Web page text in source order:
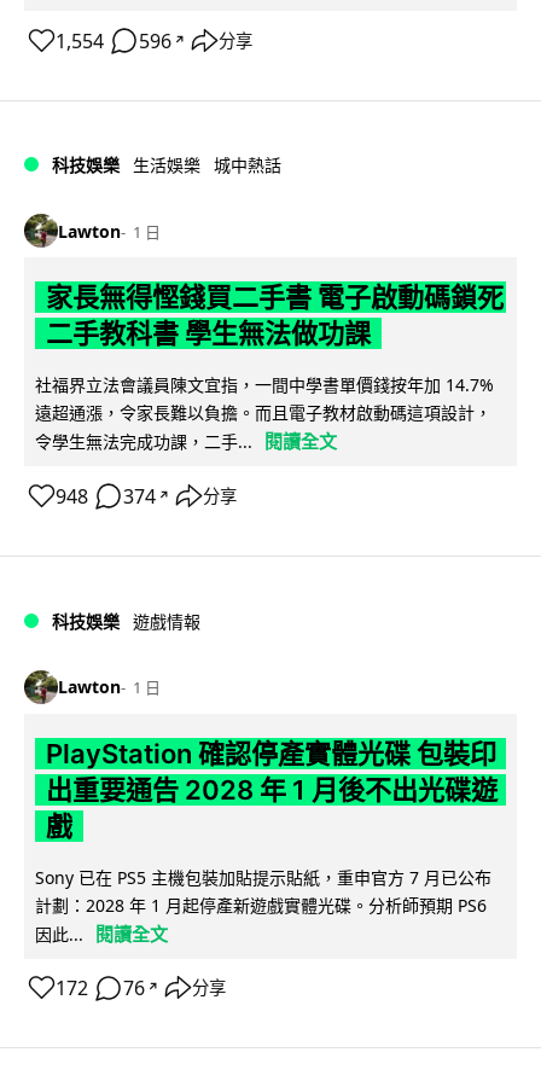
1,554 596 ↗ 分享
科技娛樂 生活娛樂 城中熱話
Lawton 1 日
家長無得慳錢買二手書 電子啟動碼鎖死
二手教科書 學生無法做功課
社福界立法會議員陳文宜指，一間中學書單價錢按年加 14.7%
遠超通漲，令家長難以負擔。而且電子教材啟動碼這項設計，
令學生無法完成功課，二手...
閱讀全文
948 374 ↗ 分享
科技娛樂 遊戲情報
Lawton 1 日
PlayStation 確認停產實體光碟 包裝印
出重要通告 2028 年 1 月後不出光碟遊
戲
Sony 已在 PS5 主機包裝加貼提示貼紙，重申官方 7 月已公布
計劃：2028 年 1 月起停產新遊戲實體光碟。分析師預期 PS6
因此...
閱讀全文
172 76 ↗ 分享